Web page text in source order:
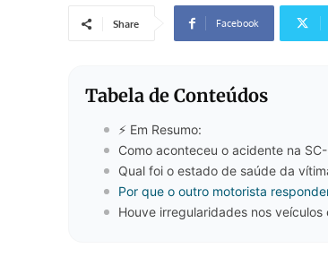
Share Facebook
Tabela de Conteúdos
⚡ Em Resumo:
Como aconteceu o acidente na
Qual foi o estado de saúde da
Por que o outro motorista
Houve irregularidades nos veículos